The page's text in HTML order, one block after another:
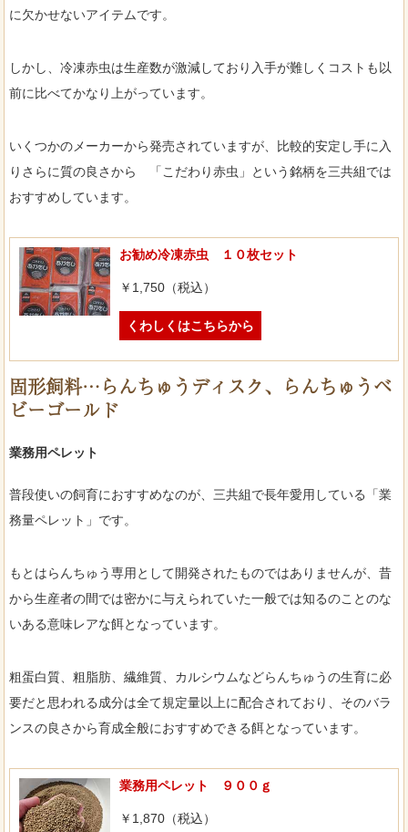
に欠かせないアイテムです。
しかし、冷凍赤虫は生産数が激減しており入手が難しくコストも以
前に比べてかなり上がっています。
いくつかのメーカーから発売されていますが、比較的安定し手に入
りさらに質の良さから 「こだわり赤虫」という銘柄を三共組では
おすすめしています。
お勧め冷凍赤虫 １０枚セット
￥1,750（税込）
くわしくはこちらから
固形飼料…らんちゅうディスク、らんちゅうベ
ビーゴールド
業務用ペレット
普段使いの飼育におすすめなのが、三共組で長年愛用している「業
務量ペレット」です。
もとはらんちゅう専用として開発されたものではありませんが、昔
から生産者の間では密かに与えられていた一般では知るのことのな
いある意味レアな餌となっています。
粗蛋白質、粗脂肪、繊維質、カルシウムなどらんちゅうの生育に必
要だと思われる成分は全て規定量以上に配合されており、そのバラ
ンスの良さから育成全般におすすめできる餌となっています。
業務用ペレット ９００ｇ
￥1,870（税込）